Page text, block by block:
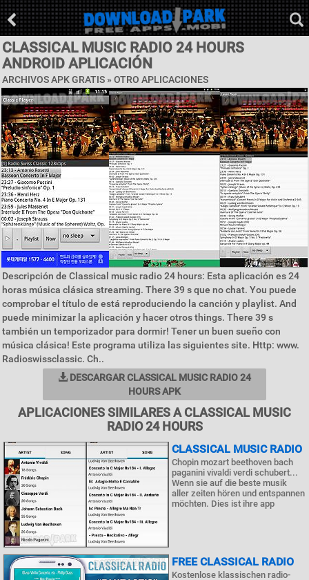
CLASSICAL MUSIC RADIO 24 HOURS
ANDROID APLICACIÓN
ARCHIVOS APK GRATIS » OTRO APLICACIONES
Descripción de Classical music radio 24 hours: Esta aplicación es 24
horas música clásica streaming. There 39 s que no chat. You puede
comprobar el título de está reproduciendo la canción y playlist. And
puede minimizar la aplicación y hacer otros things. There 39 s
también un temporizador para dormir! Tener un buen sueño con
música clásica! Este programa utiliza las siguientes site. Http: www.
Radioswissclassic. Ch..
DESCARGAR CLASSICAL MUSIC RADIO 24
HOURS APK
APLICACIONES SIMILARES A CLASSICAL MUSIC
RADIO 24 HOURS
CLASSICAL MUSIC RADIO
Chopin mozart beethoven bach
paganini vivaldi verdi schubert...
Wenn sie auf die beste musik
aller zeiten hören und entspannen
möchten. Dies ist ihre app
FREE CLASSICAL RADIO
Kostenlose klassischen radio-